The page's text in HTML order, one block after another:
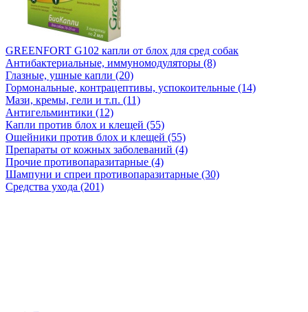
GREENFORT G102 капли от блох для сред собак
Антибактериальные, иммуномодуляторы (8)
Глазные, ушные капли (20)
Гормональные, контрацептивы, успокоительные (14)
Мази, кремы, гели и т.п. (11)
Антигельминтики (12)
Капли против блох и клещей (55)
Ошейники против блох и клещей (55)
Препараты от кожных заболеваний (4)
Прочие противопаразитарные (4)
Шампуни и спреи противопаразитарные (30)
Средства ухода (201)